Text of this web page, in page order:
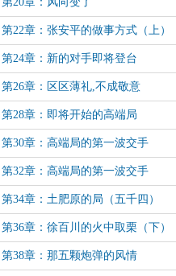
第22章：张安平的做事方式（上）
第24章：新的对手即将登台
第26章：区区薄礼,不成敬意
第28章：即将开始的高端局
第30章：高端局的第一波交手
（2）
第32章：高端局的第一波交手
（完）
第34章：土肥原的局（五千四）
第36章：徐百川的火中取栗（下）
第38章：那五颗炮弹的风情